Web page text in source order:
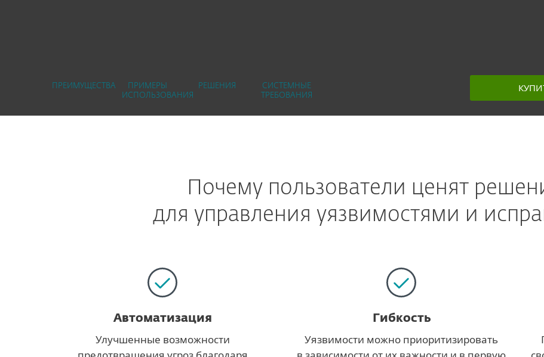
ПРЕИМУЩЕСТВА
ПРИМЕРЫ
ИСПОЛЬЗОВАНИЯ
РЕШЕНИЯ
СИСТЕМНЫЕ
ТРЕБОВАНИЯ
Почему пользователи ценят
для управления уязвимостями и
Автоматизация
Улучшенные возможности
Гибкость
Уязвимости можно приоритизировать